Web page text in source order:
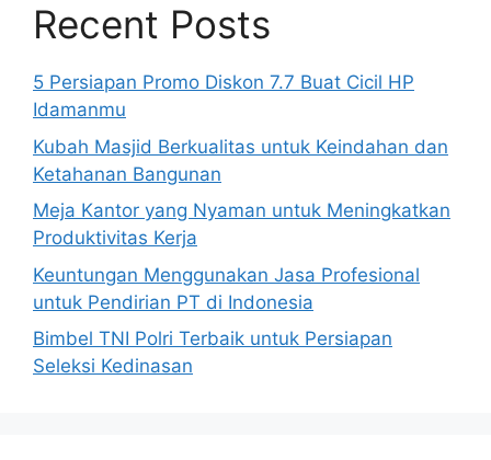
Recent Posts
5 Persiapan Promo Diskon 7.7 Buat Cicil HP
Idamanmu
Kubah Masjid Berkualitas untuk Keindahan dan
Ketahanan Bangunan
Meja Kantor yang Nyaman untuk Meningkatkan
Produktivitas Kerja
Keuntungan Menggunakan Jasa Profesional
untuk Pendirian PT di Indonesia
Bimbel TNI Polri Terbaik untuk Persiapan
Seleksi Kedinasan